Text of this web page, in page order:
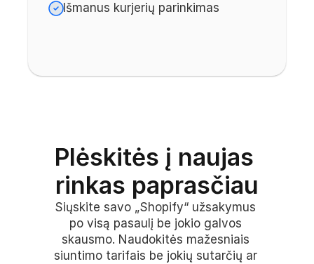
Išmanus kurjerių parinkimas
Plėskitės į naujas
rinkas paprasčiau
Siųskite savo „Shopify“ užsakymus
po visą pasaulį be jokio galvos
skausmo. Naudokitės mažesniais
siuntimo tarifais be jokių sutarčių ar